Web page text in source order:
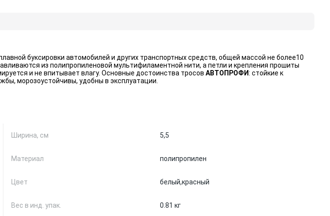
буксировки автомобилей и других транспортных средств, общей массой не более10
из полипропиленовой мультифиламентной нити, а петли и крепления прошиты
и не впитывает влагу. Основные достоинства тросов АВТОПРОФИ: стойкие к
морозоустойчивы, удобны в эксплуатации.
Ширина, см 5,5
Материал полипропилен
Цвет белый,красный
Вес в инд. упак. 0.81 кг